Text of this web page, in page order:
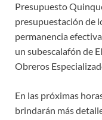
Presupuesto
presupuestación de
permanencia
un subescalafón de
Obreros
En las próximas
brindarán más